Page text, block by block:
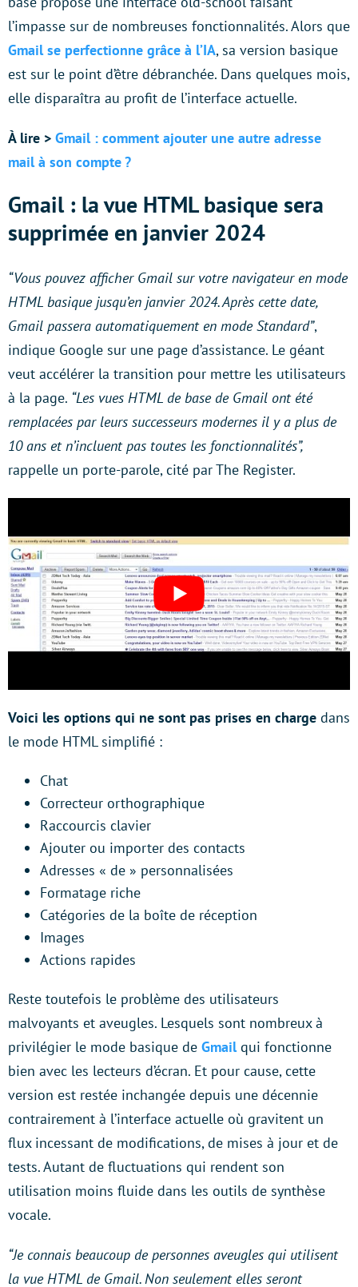
l’impasse sur de nombreuses fonctionnalités. Alors que
Gmail se perfectionne grâce à l’IA, sa version basique
est sur le point d’être débranchée. Dans quelques mois,
elle disparaîtra au profit de l’interface actuelle.
À lire > Gmail : comment ajouter une autre adresse
mail à son compte ?
Gmail : la vue HTML basique sera
supprimée en janvier 2024
“Vous pouvez afficher Gmail sur votre navigateur en mode
HTML basique jusqu’en janvier 2024. Après cette date,
Gmail passera automatiquement en mode Standard”,
indique Google sur une page d’assistance. Le géant
veut accélérer la transition pour mettre les utilisateurs
à la page. “Les vues HTML de base de Gmail ont été
remplacées par leurs successeurs modernes il y a plus de
10 ans et n’incluent pas toutes les fonctionnalités”,
rappelle un porte-parole, cité par The Register.
Voici les options qui ne sont pas prises en charge dans
le mode HTML simplifié :
Chat
Correcteur orthographique
Raccourcis clavier
Ajouter ou importer des contacts
Adresses « de » personnalisées
Formatage riche
Catégories de la boîte de réception
Images
Actions rapides
Reste toutefois le problème des utilisateurs
malvoyants et aveugles. Lesquels sont nombreux à
privilégier le mode basique de Gmailqui fonctionne
bien avec les lecteurs d’écran. Et pour cause, cette
version est restée inchangée depuis une décennie
contrairement à l’interface actuelle où gravitent un
flux incessant de modifications, de mises à jour et de
tests. Autant de fluctuations qui rendent son
utilisation moins fluide dans les outils de synthèse
vocale.
“Je connais beaucoup de personnes aveugles qui utilisent
la vue HTML de Gmail. Non seulement elles seront